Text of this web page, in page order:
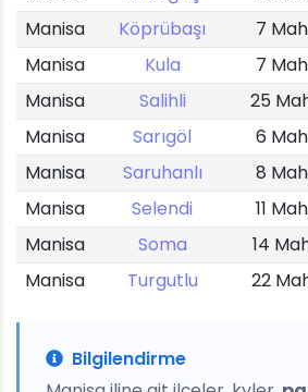
Manisa
Köprübaşı 7
Manisa
Kula 7
Manisa
Salihli 25
Manisa
Sarıgöl 6
Manisa
Saruhanlı 8
Manisa
Selendi 11
Manisa
Soma 14
Manisa
Turgutlu 22
Bilgilendirme